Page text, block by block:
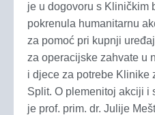
je u dogovoru s Kliničkim
pokrenula humanitarnu
za pomoć pri kupnji
za operacijske zahvate u
i djece za potrebe Klinike
Split. O plemenitoj akciji i
je prof. prim. dr. Julije